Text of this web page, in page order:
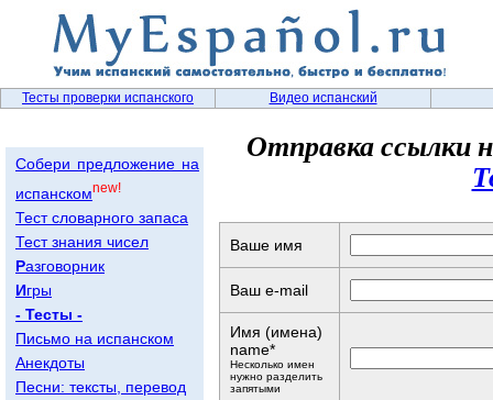
Тесты проверки испанского Видео испанский
Собери предложение на
испанскомnew!
Тест словарного запаса
Тест знания чисел
Разговорник
Игры
- Тесты -
Письмо на испанском
Анекдоты
Песни: тексты, перевод
Отправка ссылки
Ваше имя
Ваш e-mail
Имя (имена)
name*
Несколько имен
нужно разделить
запятыми